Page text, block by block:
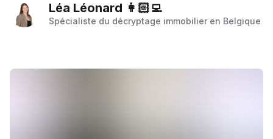
Léa Léonard 👩🏻‍💻
Spécialiste du décryptage immobilier en Belgique